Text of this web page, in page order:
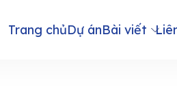
Trang chủDự ánBài viết